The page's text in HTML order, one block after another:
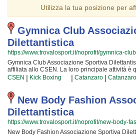
Utilizza la tua posizione per
Gymnica Club
Dilettantistica
https://www.trovalosport.it/noprofit/gymnica-
Gymnica Club Associazione Sportiva
affiliata allo CSEN. La loro principale attività è
boxing organizzando corsi rivolti a bambini,
che vostro figlio o vostra figlia impari la
concentrazione, La kick boxing è sicuramente
maestri di kick boxing seguiranno i vostri figli
sempre nell'ottica di sviluppare i talenti e le
atleta. Gymnica Club Associazione Sportiva
accoglie i bambini e i ragazzi di catanzaro, in
cui i vostri figli troveranno sicuramente uno
amici. Gli allenamenti si tengono in palestra a
CSEN | Kick Boxing | Catanzaro | Catanzaro
New Body Fashion
Dilettantistica
https://www.trovalosport.it/noprofit/new-body-
New Body Fashion Associazione Sportiva